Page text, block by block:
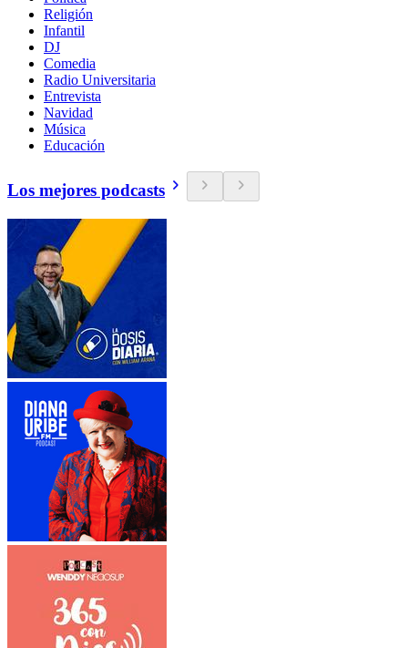
Religión
Infantil
DJ
Comedia
Radio Universitaria
Entrevista
Navidad
Música
Educación
Los mejores podcasts